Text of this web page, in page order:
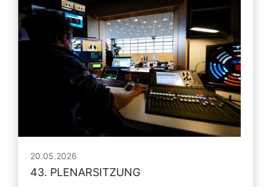
20.05.2026
43. PLENARSITZUNG